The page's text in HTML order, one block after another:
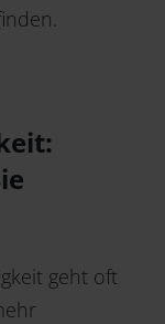
geht oft